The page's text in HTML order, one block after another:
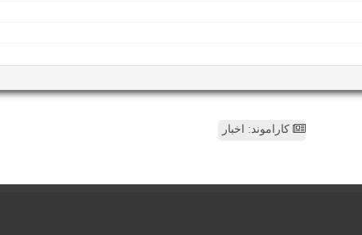
کاراموند: اخبار